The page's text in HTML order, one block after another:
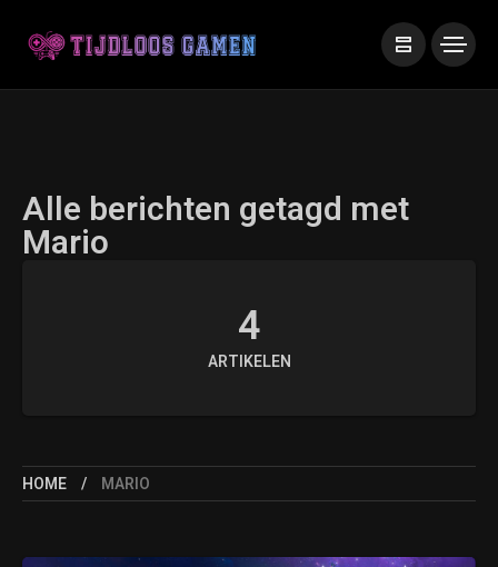
Alle berichten getagd met
Mario
4
ARTIKELEN
HOME MARIO